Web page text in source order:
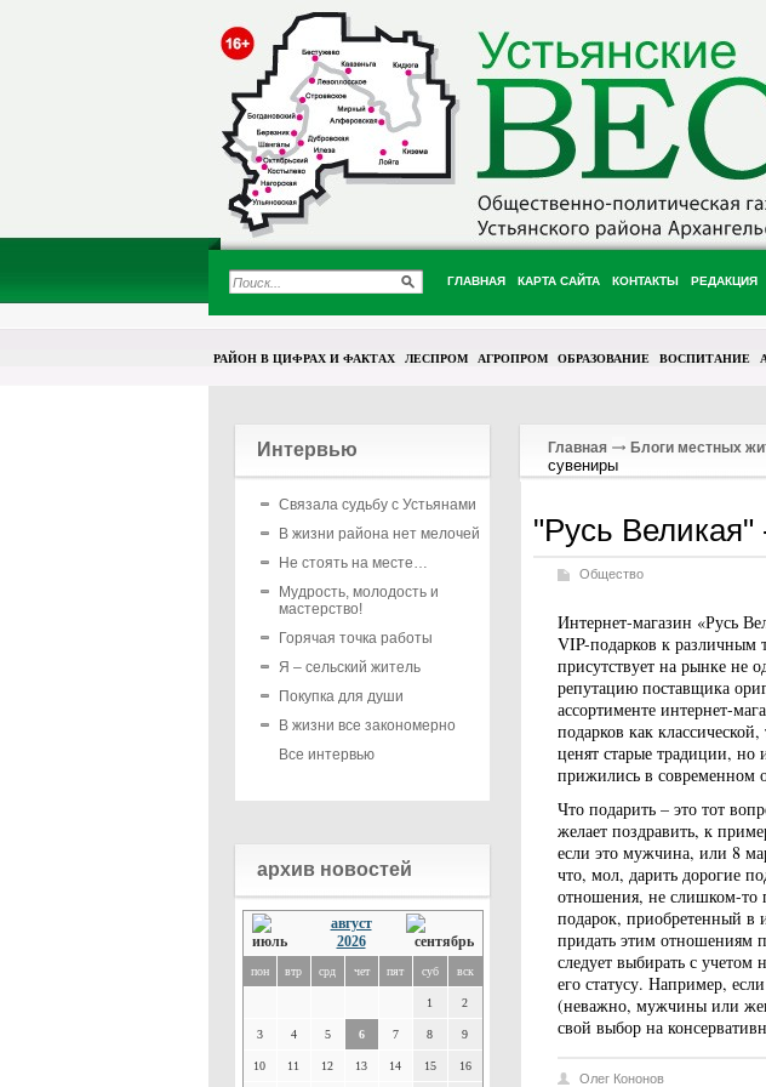
ГЛАВНАЯ КАРТА САЙТА КОНТАКТЫ РЕДАКЦИЯ
РАЙОН В ЦИФРАХ И ФАКТАХ ЛЕСПРОМ АГРОПРОМ ОБРАЗОВАНИЕ ВОСПИТАНИЕ
Интервью
Связала судьбу с Устьянами
В жизни района нет мелочей
Не стоять на месте…
Мудрость, молодость и
мастерство!
Горячая точка работы
Я – сельский житель
Покупка для души
В жизни все закономерно
Все интервью
архив новостей
август
2026
пон втр срд чет пят суб вск
1 2
3 4 5 6 7 8 9
10 11 12 13 14 15 16
Главная Блоги местных
сувениры
"Русь Великая"
Общество
Интернет-магазин «Русь
VIP-подарков к различным
присутствует на рынке не
репутацию поставщика
ассортименте интернет-
подарков как
ценят старые традиции, но
прижились в современном
Что подарить – это тот
желает поздравить, к
если это мужчина, или 8
что, мол, дарить дорогие
отношения, не слишком-то
подарок, приобретенный в
придать этим отношениям
следует выбирать с учетом
его статусу. Например,
(неважно, мужчины или
свой выбор на
Олег Кононов